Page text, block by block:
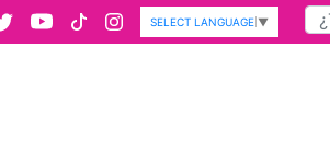
SELECT LANGUAGE ▼